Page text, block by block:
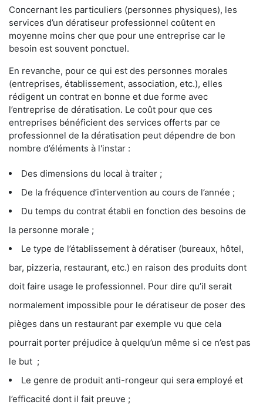
Concernant les particuliers (personnes physiques), les
services d’un dératiseur professionnel coûtent en
moyenne moins cher que pour une entreprise car le
besoin est souvent ponctuel.
En revanche, pour ce qui est des personnes morales
(entreprises, établissement, association, etc.), elles
rédigent un contrat en bonne et due forme avec
l’entreprise de dératisation. Le coût pour que ces
entreprises bénéficient des services offerts par ce
professionnel de la dératisation peut dépendre de bon
nombre d’éléments à l'instar :
Des dimensions du local à traiter ;
De la fréquence d’intervention au cours de l’année ;
Du temps du contrat établi en fonction des besoins de
la personne morale ;
Le type de l’établissement à dératiser (bureaux, hôtel,
bar, pizzeria, restaurant, etc.) en raison des produits dont
doit faire usage le professionnel. Pour dire qu’il serait
normalement impossible pour le dératiseur de poser des
pièges dans un restaurant par exemple vu que cela
pourrait porter préjudice à quelqu’un même si ce n’est pas
le but ;
Le genre de produit anti-rongeur qui sera employé et
l’efficacité dont il fait preuve ;